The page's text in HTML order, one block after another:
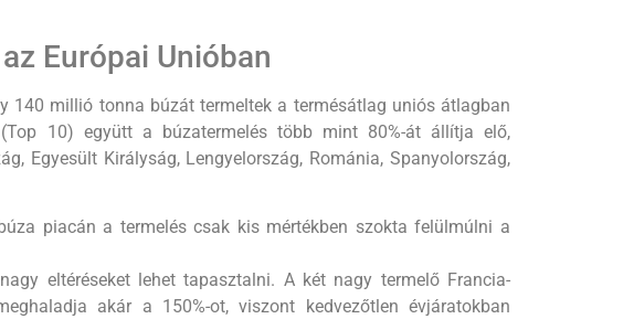
Európai Unióban
140 millió tonna búzát termeltek a termésátlag uniós átlagban
10) együtt a búzatermelés több mint 80%-át ál­lítja elő,
Egyesült Királyság, Lengyelország, Románia, Spanyolország,
piacán a termelés csak kis mértékben szokta felülmúlni a
eltéréseket lehet tapasztalni. A két nagy termelő Francia-
akár a 150%-ot, viszont kedvezőtlen évjáratokban